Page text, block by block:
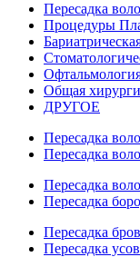
Пересадка
Процедуры
Общая
ДРУГОЕ
Пересадка
Пересадка
Пересадка
Пересадка
Пересадка
Пересадка усов